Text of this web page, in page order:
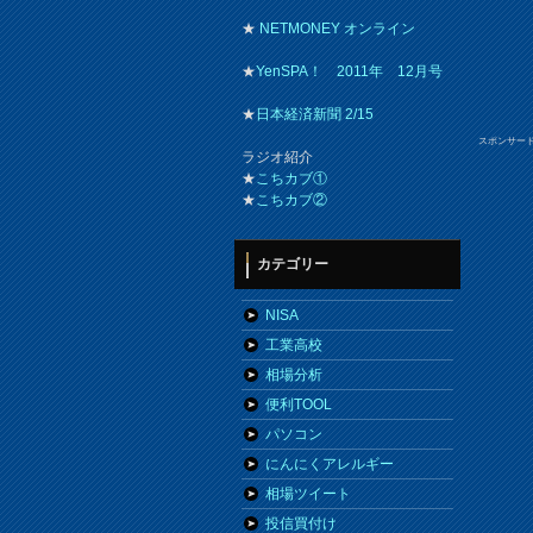
スポンサー
★NETMONEY オンライン
★YenSPA！ 2011年 12月号
★日本経済新聞 2/15
ラジオ紹介
★こちカブ①
★こちカブ②
カテゴリー
NISA
工業高校
相場分析
便利TOOL
パソコン
にんにくアレルギー
相場ツイート
投信買付け